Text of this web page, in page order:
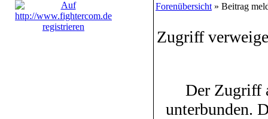
Forenübersicht » Beitrag
Zugriff
Der Zugriff
unterbunden.